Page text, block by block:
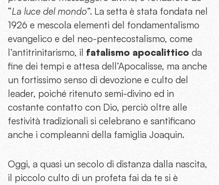
“La luce del mondo”. La setta è stata fondata nel
1926 e mescola elementi del fondamentalismo
evangelico e del neo-pentecostalismo, come
l’antitrinitarismo, il fatalismo apocalittico da
fine dei tempi e attesa dell’Apocalisse, ma anche
un fortissimo senso di devozione e culto del
leader, poiché ritenuto semi-divino ed in
costante contatto con Dio, perciò oltre alle
festività tradizionali si celebrano e santificano
anche i compleanni della famiglia Joaquin.
Oggi, a quasi un secolo di distanza dalla nascita,
il piccolo culto di un profeta fai da te si è